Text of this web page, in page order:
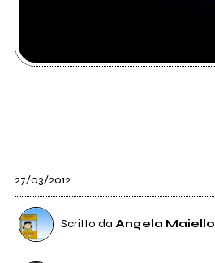
27/03/2012
Scritto da Angela Maiello